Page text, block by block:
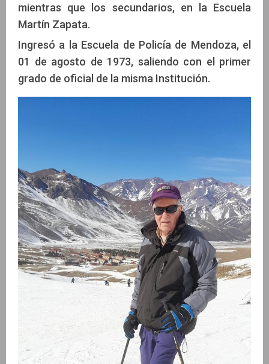
mientras que los secundarios, en la Escuela
Martín Zapata.
Ingresó a la Escuela de Policía de Mendoza, el
01 de agosto de 1973, saliendo con el primer
grado de oficial de la misma Institución.